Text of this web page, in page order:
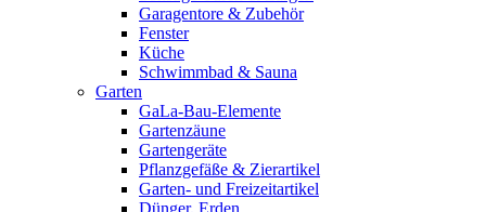
Garagentore & Zubehör
Fenster
Küche
Schwimmbad & Sauna
Garten
GaLa-Bau-Elemente
Gartenzäune
Gartengeräte
Pflanzgefäße & Zierartikel
Garten- und Freizeitartikel
Dünger, Erden